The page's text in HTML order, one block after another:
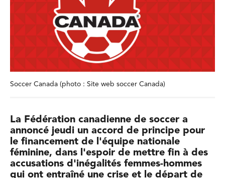
Soccer Canada (photo : Site web soccer Canada)
La Fédération canadienne de soccer a
annoncé jeudi un accord de principe pour
le financement de l'équipe nationale
féminine, dans l'espoir de mettre fin à des
accusations d'inégalités femmes-hommes
qui ont entraîné une crise et le départ de